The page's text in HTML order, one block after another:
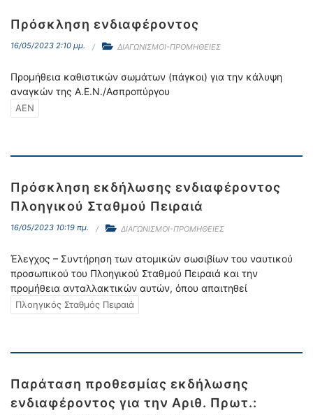
Πρόσκληση ενδιαφέροντος
16/05/2023 2:10 μμ. ΔΙΑΓΩΝΙΣΜΟΙ-ΠΡΟΜΗΘΕΙΕΣ
Προμήθεια καθιστικών σωμάτων (πάγκοι) για την κάλυψη
αναγκών της Α.Ε.Ν./Ασπροπύργου
ΑΕΝ
Πρόσκληση εκδήλωσης ενδιαφέροντος
Πλοηγικού Σταθμού Πειραιά
16/05/2023 10:19 πμ. ΔΙΑΓΩΝΙΣΜΟΙ-ΠΡΟΜΗΘΕΙΕΣ
Έλεγχος – Συντήρηση των ατομικών σωσιβίων του ναυτικού
προσωπικού του Πλοηγικού Σταθμού Πειραιά και την
προμήθεια ανταλλακτικών αυτών, όπου απαιτηθεί
Πλοηγικός Σταθμός Πειραιά
Παράταση προθεσμίας εκδήλωσης
ενδιαφέροντος για την Αριθ. Πρωτ.: